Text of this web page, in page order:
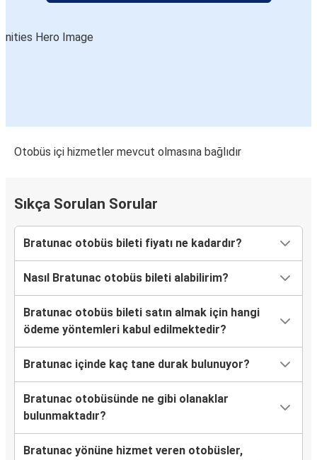
Otobüs içi hizmetler mevcut olmasına bağlıdır
Sıkça Sorulan Sorular
Bratunac otobüs bileti fiyatı ne kadardır?
Nasıl Bratunac otobüs bileti alabilirim?
Bratunac otobüs bileti satın almak için hangi
ödeme yöntemleri kabul edilmektedir?
Bratunac içinde kaç tane durak bulunuyor?
Bratunac otobüsünde ne gibi olanaklar
bulunmaktadır?
Bratunac yönüne hizmet veren otobüsler,